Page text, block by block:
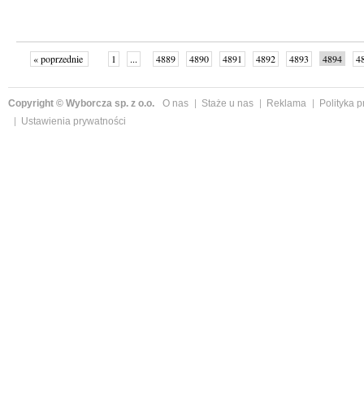
« poprzednie 1 ... 4889 4890 4891 4892 4893 4894
Copyright © Wyborcza sp. z o.o. O nas Staże u nas Reklama
Polityka
Ustawienia prywatności